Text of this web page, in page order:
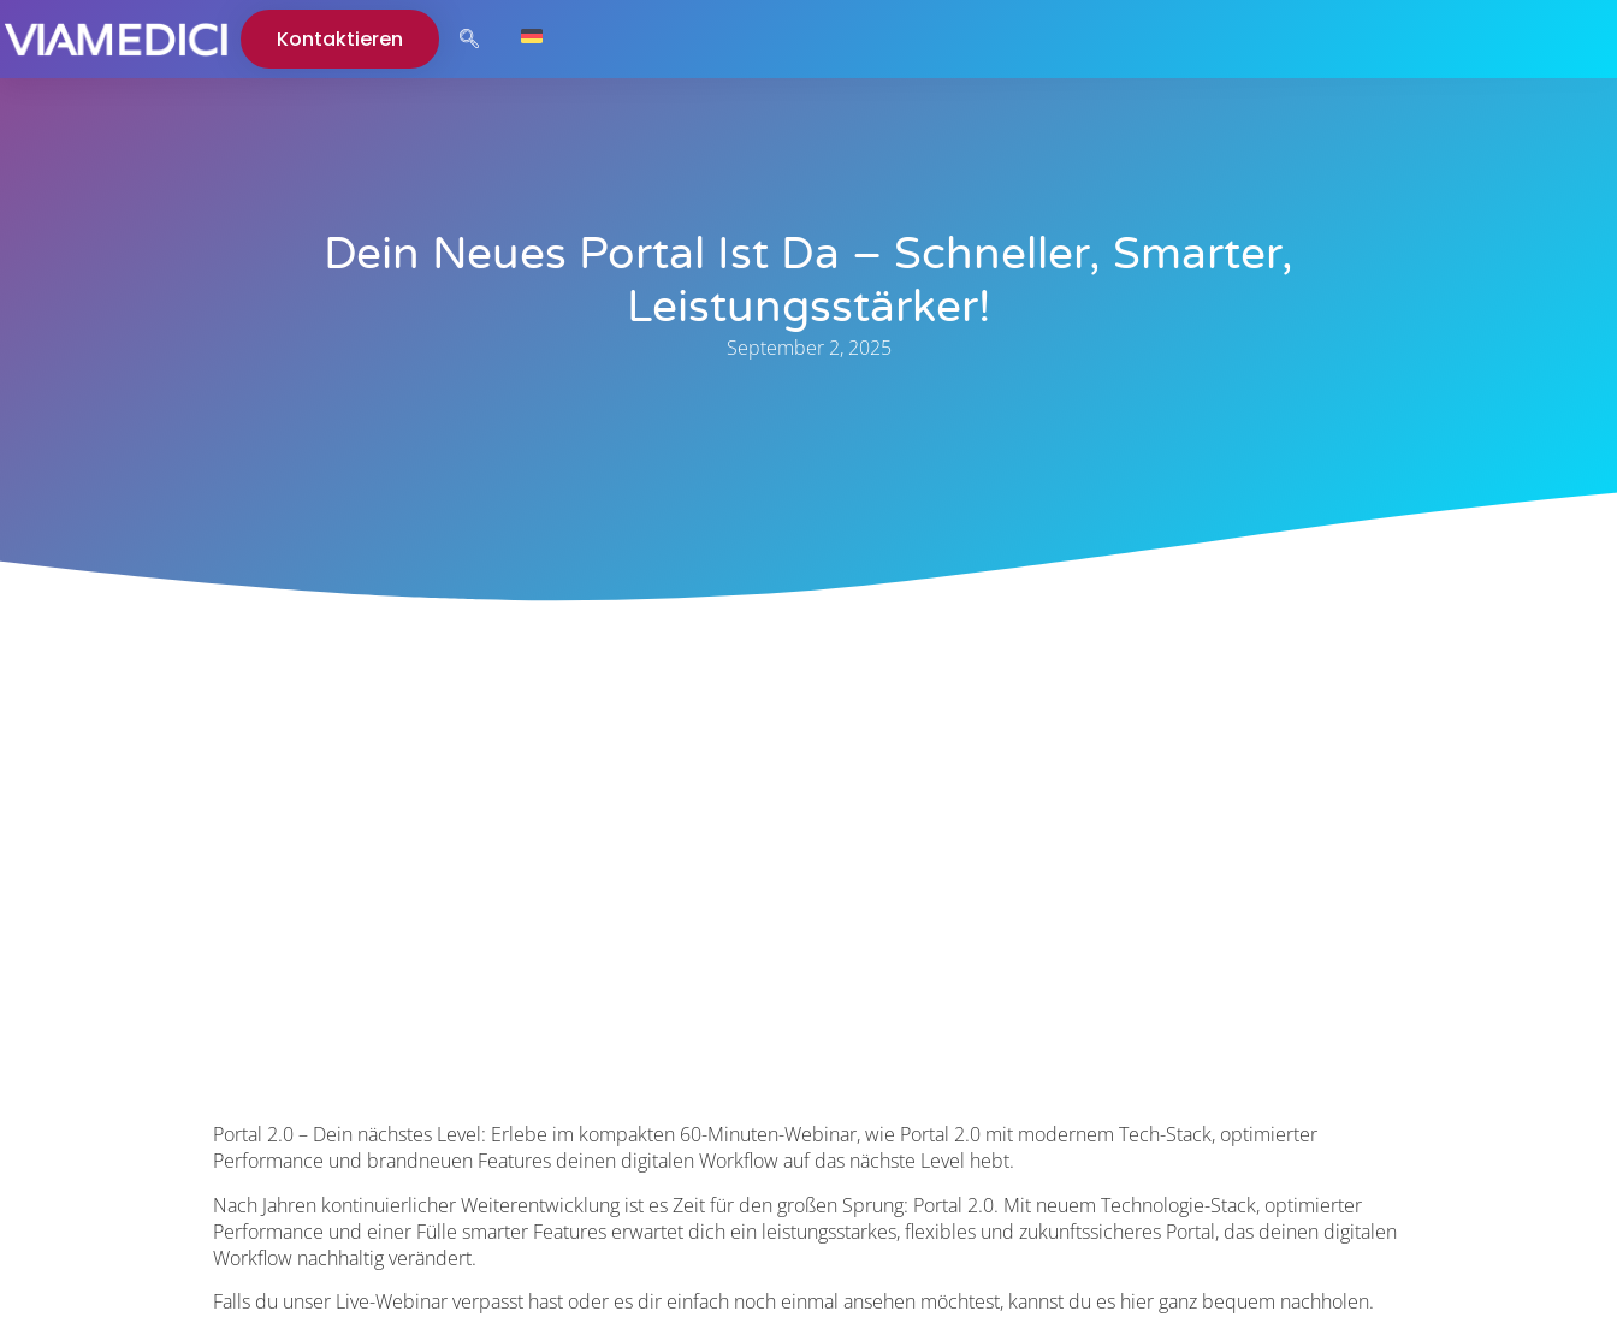
Kontaktieren
Dein Neues Portal Ist Da – Schneller, Smarter,
Leistungsstärker!
September 2, 2025
Portal 2.0 – Dein nächstes Level: Erlebe im kompakten 60-Minuten-Webinar, wie Portal 2.0 mit modernem Tech-Stack, optimierter
Performance und brandneuen Features deinen digitalen Workflow auf das nächste Level hebt.
Nach Jahren kontinuierlicher Weiterentwicklung ist es Zeit für den großen Sprung: Portal 2.0. Mit neuem Technologie-Stack, optimierter
Performance und einer Fülle smarter Features erwartet dich ein leistungsstarkes, flexibles und zukunftssicheres Portal, das deinen digitalen
Workflow nachhaltig verändert.
Falls du unser Live-Webinar verpasst hast oder es dir einfach noch einmal ansehen möchtest, kannst du es hier ganz bequem nachholen.